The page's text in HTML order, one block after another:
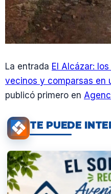
La entrada El Alcázar:
vecinos y comparsas en
publicó primero en
TE PUEDE